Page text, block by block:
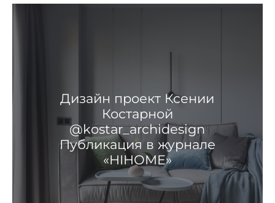
Дизайн проект Ксении
Костарной
@kostar_archidesign
Публикация в журнале
«HIHOME»